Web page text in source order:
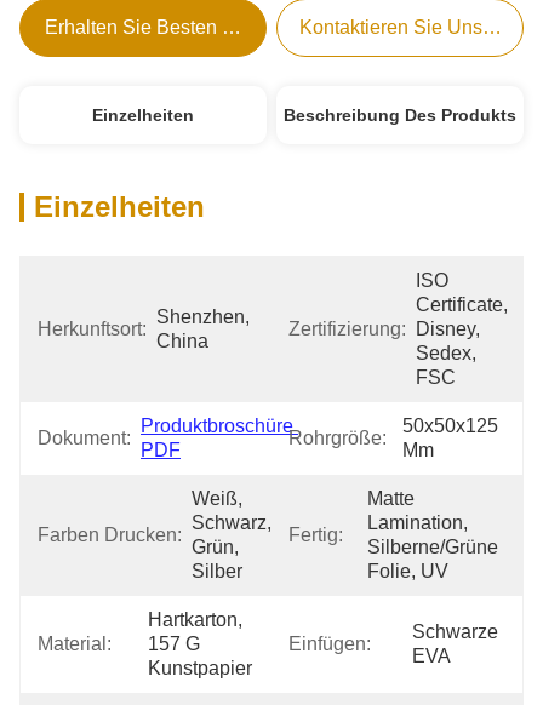
Erhalten Sie Besten Preis Kontaktieren Sie Uns Jetzt
Einzelheiten Beschreibung Des Produkts
Einzelheiten
Herkunftsort:
Shenzhen,
China
Zertifizierung:
ISO
Certificate,
Disney,
Sedex,
FSC
Dokument:
Produktbroschüre
PDF
Rohrgröße:
50x50x125
Mm
Farben Drucken:
Weiß,
Schwarz,
Grün,
Silber
Fertig:
Matte
Lamination,
Silberne/grüne
Folie, UV
Material:
Hartkarton,
157 G
Kunstpapier
Einfügen:
Schwarze
EVA